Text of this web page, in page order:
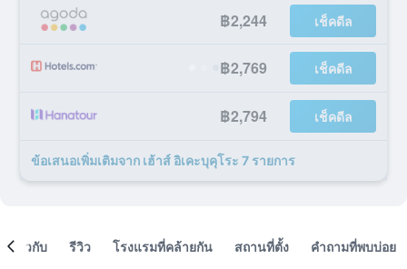
฿2,244 เช็คดีล
฿2,769 เช็คดีล
฿2,794 เช็คดีล
ข้อเสนอเพิ่มเติมจาก เฮ้าส์ อิเคะบุคุโระ 7 รายการ
เกี่ยวกับ รีวิว โรงแรมที่คล้ายกัน สถานที่ตั้ง คำถามที่พบบ่อย